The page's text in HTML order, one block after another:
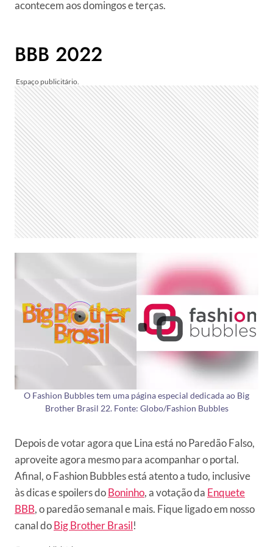
acontecem aos domingos e terças.
BBB 2022
O Fashion Bubbles tem uma página especial dedicada ao Big
Brother Brasil 22. Fonte: Globo/Fashion Bubbles
Depois de votar agora que Lina está no Paredão Falso,
aproveite agora mesmo para acompanhar o portal.
Afinal, o Fashion Bubbles está atento a tudo, inclusive
às dicas e spoilers doBoninho, a votação da Enquete
BBB, o paredão semanal e mais. Fique ligado em nosso
canal doBig Brother Brasil!